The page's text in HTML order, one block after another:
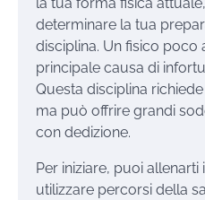
determinare la tua
disciplina. Un fisico poco
principale causa di
Questa disciplina
ma può offrire grandi
con dedizione.
Per iniziare, puoi
utilizzare percorsi della